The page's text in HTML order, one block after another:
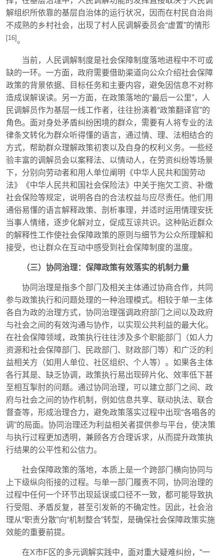
解组织所依靠的基层自治体的运行状况，因而在村民自治尚
不成熟的乡村社会，出现了村人民调解委员会“虚置”的情形
[16]。
当前，人民调解制度是社会保障制度落地进程中不可或
缺的一环。一方面，政府需要借助渠道向公众介绍社会保障
政策的背景依据、目标任务和主要内容，避免因信息不对称
造成误解误读。另一方面，在政策落地的“最后一公里”，人
民调解员作为基层一线工作者，往往扮演着“政策翻译官”的
角色。面对身处矛盾纠纷困境的群众，需要有人将专业的法
律条文转化为群众听得懂的语言，通过情、理、法相结合的
方式，帮助群众理解政策初衷以及自身的权利义务。一些经
验丰富的调解员会以案释法、以情动人，在劳资纠纷等场景
下，分别向劳动者和用人单位阐明《中华人民共和国劳动
法》《中华人民共和国社会保险法》中关于拖欠工资、补缴
社会保险等规定，说明各自的合法权益与应尽责任。他们用
通俗易懂的语言解释政策、剖析事理，并适时运用情理安抚
当事人情绪，逐步化解对立，促成互谅共识。这种贴近群众
的解释性工作使社会保障政策的原则与细节为公众所理解和
接受，也让群众在互动中感受到社会保障制度的温度。
（三）协同治理：保障政策有效落实的机制力量
协同治理是指多个部门及相关主体通过协商合作，共同
参与政策执行和问题处理的一种治理模式。相较于单一主体
各自为政的治理方式，协同治理强调政府部门之间以及政府
与社会之间的有效沟通与协作，以实现公共利益的最大化。
在社会保障领域，政策执行往往涉及多个职能部门（如人力
资源和社会保障部门、民政部门、财政部门等）和广泛的利
益相关方（如用人单位、社区组织、个人等）。如果各主体
各行其是、缺乏协调，政策执行易出现碎片化、效率低下甚
至相互掣肘的问题。通过协同治理，可以建立部门之间、政
府与社会之间的协作机制，例如信息共享、联动执法、联合
督查等，形成治理合力，避免政策落实过程中出现“各唱各的
调”的局面。协同治理还为利益相关者提供参与平台，使决策
与执行过程更加透明，兼顾各方合理诉求，从而提升政策执
行结果的公平性和公信力。
社会保障政策的落地，本质上是一个跨部门横向协同与
上下级纵向衔接的过程。与单一部门履责不同，协同治理的
过程中任何一个环节出现延误或口径不一致，都可能导致执
行受阻、矛盾反复，甚至引发新的不确定性。因此，社会治
理从“职责分散”向“机制整合”转型，是确保社会保障政策实施
效能的重要前提。
在X市F区的多元调解实践中，面对重大疑难纠纷，“一